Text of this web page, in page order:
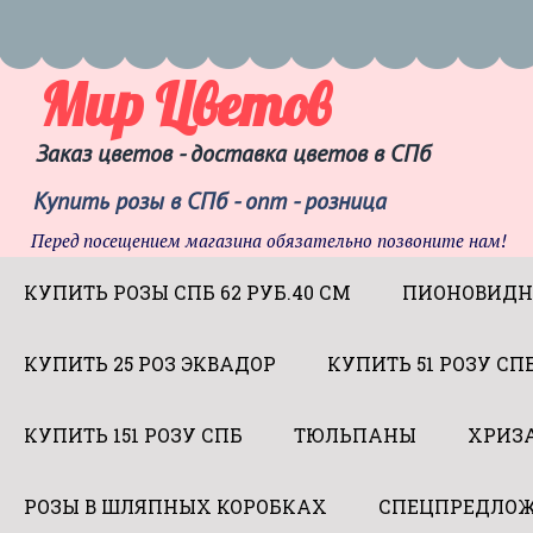
Мир Цветов
Заказ цветов - доставка цветов в СПб
Купить розы в СПб - опт - розница
Перед посещением магазина обязательно позвоните нам!
КУПИТЬ РОЗЫ СПБ 62 РУБ.40 СМ
КУПИТЬ 25 РОЗ ЭКВАДОР КУПИТЬ 51 РОЗУ
КУПИТЬ 151 РОЗУ СПБ ТЮЛЬПАНЫ
РОЗЫ В ШЛЯПНЫХ КОРОБКАХ